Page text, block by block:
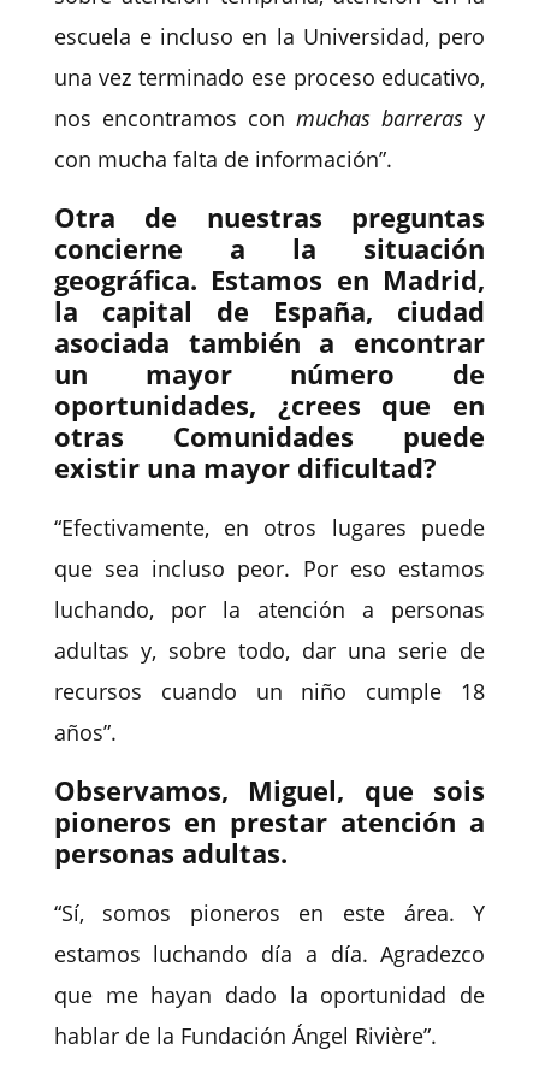
escuela e incluso en la Universidad, pero
una vez terminado ese proceso educativo,
nos encontramos conmuchas barreras y
con mucha falta de información”.
Otra de nuestras preguntas
concierne a la situación
geográfica. Estamos en Madrid,
la capital de España, ciudad
asociada también a encontrar
un mayor número de
oportunidades, ¿crees que en
otras Comunidades puede
existir una mayor dificultad?
“Efectivamente, en otros lugares puede
que sea incluso peor. Por eso estamos
luchando, por la atención a personas
adultas y, sobre todo, dar una serie de
recursos cuando un niño cumple 18
años”.
Observamos, Miguel, que sois
pioneros en prestar atención a
personas adultas.
“Sí, somos pioneros en este área. Y
estamos luchando día a día. Agradezco
que me hayan dado la oportunidad de
hablar de la Fundación Ángel Rivière”.